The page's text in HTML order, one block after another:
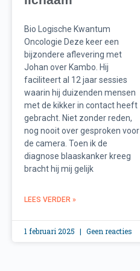
Bio Logische Kwantum
Oncologie Deze keer een
bijzondere aflevering met
Johan over Kambo. Hij
faciliteert al 12 jaar sessies
waarin hij duizenden mensen
met de kikker in contact heeft
gebracht. Niet zonder reden,
nog nooit over gesproken voor
de camera. Toen ik de
diagnose blaaskanker kreeg
bracht hij mij gelijk
LEES VERDER »
1 februari 2025 Geen reacties